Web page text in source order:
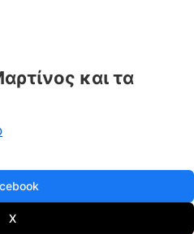
και τα
X